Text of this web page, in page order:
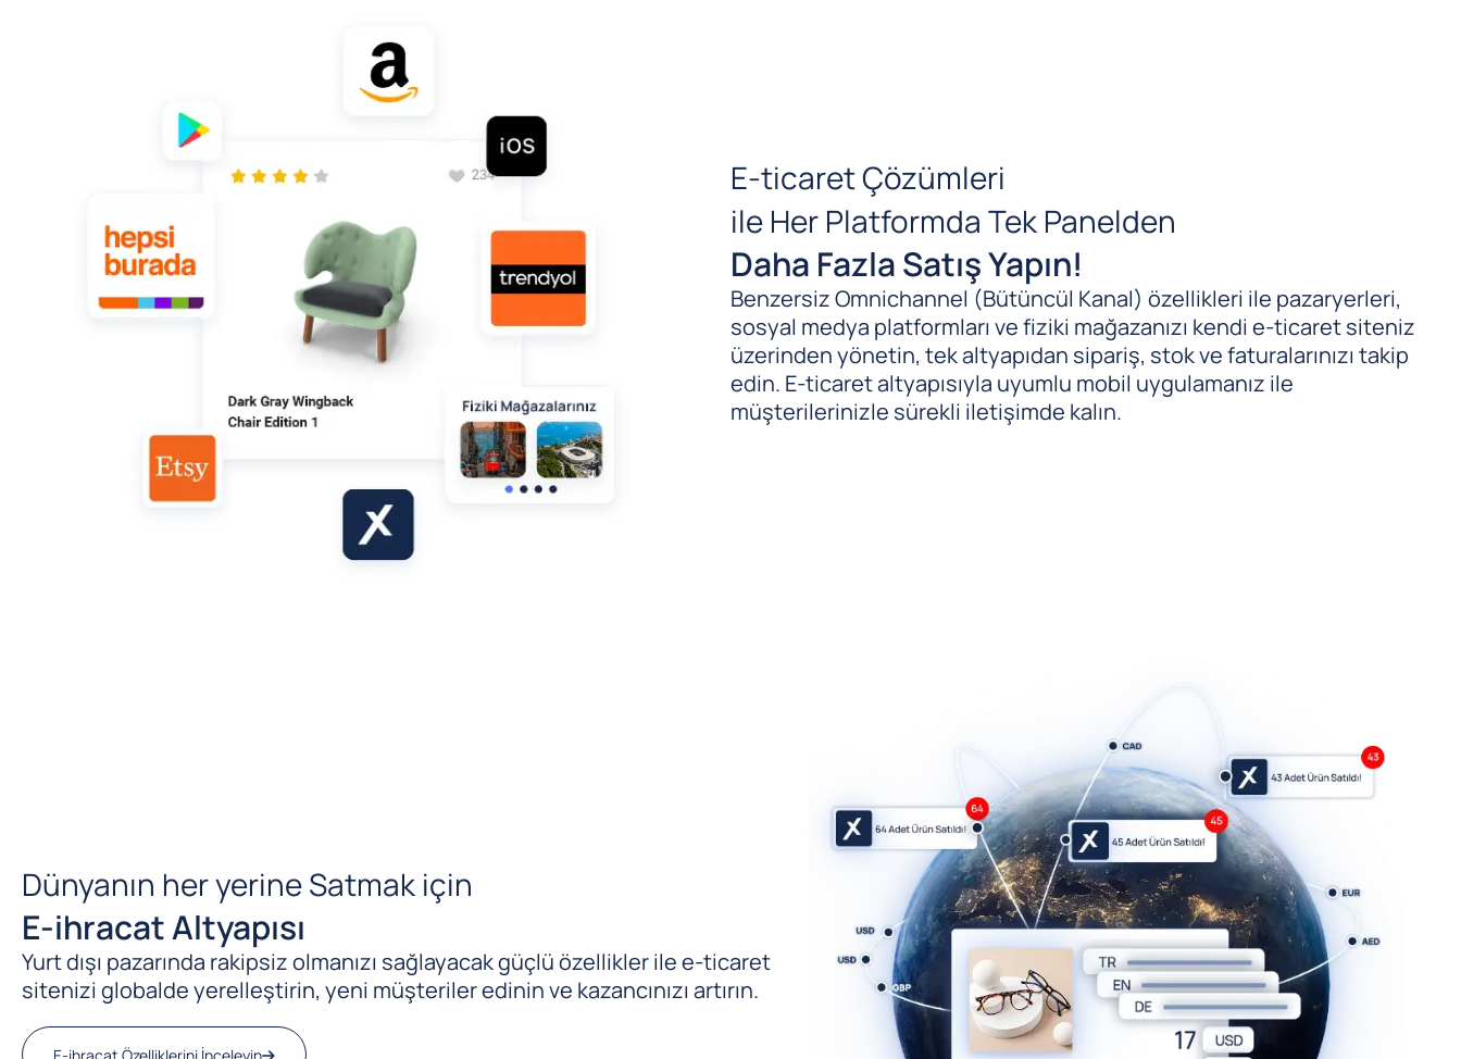
E-ticaret Çözümleri
ile Her Platformda Tek Panelden
Daha Fazla Satış Yapın!
Benzersiz Omnichannel (Bütüncül Kanal) özellikleri ile pazaryerleri,
sosyal medya platformları ve fiziki mağazanızı kendi e-ticaret siteniz
üzerinden yönetin, tek altyapıdan sipariş, stok ve faturalarınızı takip
edin. E-ticaret altyapısıyla uyumlu mobil uygulamanız ile
müşterilerinizle sürekli iletişimde kalın.
Dünyanın her yerine Satmak için
E-ihracat Altyapısı
Yurt dışı pazarında rakipsiz olmanızı sağlayacak güçlü özellikler ile e-ticaret
sitenizi globalde yerelleştirin, yeni müşteriler edinin ve kazancınızı artırın.